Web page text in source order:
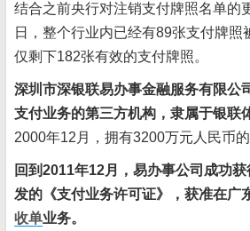
结合之前央行对注销支付牌照名单的
日，整个行业内已经有89张支付牌照
仅剩下182张有效的支付牌照。
深圳市深银联易办事金融服务有限公
支付业务的第三方机构，隶属于银联
2000年12月，拥有3200万元人民币的
回到2011年12月，易办事公司成功获
发的《支付业务许可证》，获准在广
收单业务。